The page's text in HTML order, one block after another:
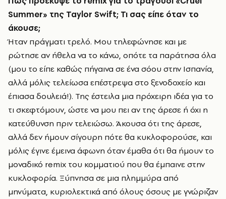
Summer» της Taylor Swift; Τι σας είπε όταν το
άκουσε;
Ήταν πράγματι τρελό. Μου τηλεφώνησε και με
ρώτησε αν ήθελα να το κάνω, οπότε τα παράτησα όλα
(μου το είπε καθώς πήγαινα σε ένα σόου στην Ισπανία,
αλλά μόλις τελείωσα επέστρεψα στο ξενοδοχείο και
έπιασα δουλειά!). Της έστειλα μια πρόχειρη ιδέα για το
τι σκεφτόμουν, ώστε να μου πει αν της άρεσε ή όχι η
κατεύθυνση πριν τελειώσω. Άκουσα ότι της άρεσε,
αλλά δεν ήμουν σίγουρη πότε θα κυκλοφορούσε, και
μόλις έγινε έμεινα άφωνη όταν έμαθα ότι θα ήμουν το
μοναδικό remix του κομματιού που θα έμπαινε στην
κυκλοφορία. Ξύπνησα σε μια πλημμύρα από
μηνύματα, κυριολεκτικά από όλους όσους με γνώριζαν